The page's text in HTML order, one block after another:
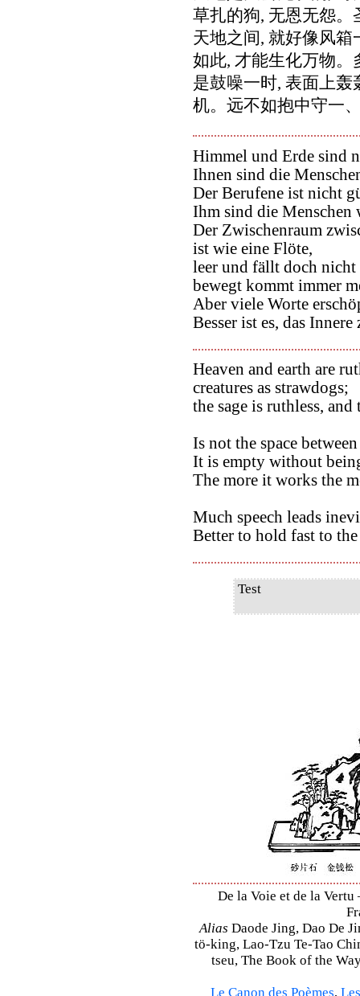
草扎的狗, 无恩无怨
天地之间, 就好像风箱
如此, 才能生化万物。
是鼓噪一时, 表面上
机。远不如抱中守一
Himmel und Erde sind
Ihnen sind die
Der Berufene ist nicht
Ihm sind die Menschen
Der Zwischenraum
ist wie eine Flöte,
leer und fällt doch nicht
bewegt kommt immer
Aber viele Worte
Besser ist es, das Innere
Heaven and earth are
creatures as strawdogs;
the sage is ruthless, and
Is not the space
It is empty without
The more it works the
Much speech leads
Better to hold fast to
Test
De la Voie et de la
Alias Daode Jing, Dao De
tö-king, Lao-Tzu Te-Tao
tseu, The Book of the
Le Canon des Poèmes,